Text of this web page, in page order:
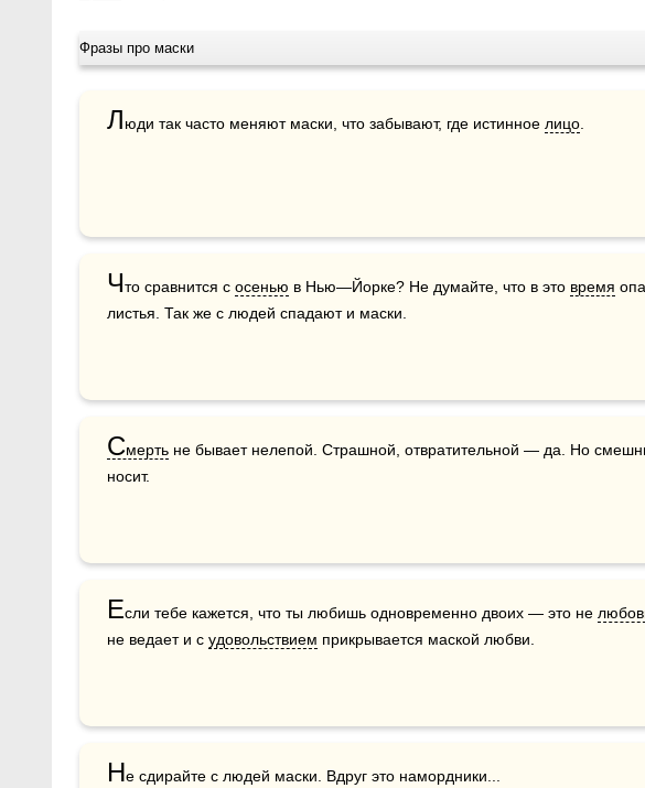
Фразы про маски
Люди так часто меняют маски, что забывают, где истинное лицо
Что сравнится с осенью в Нью—Йорке? Не думайте, что в это время
листья. Так же с людей спадают и маски.
Смерть не бывает нелепой. Страшной, отвратительной — да. Но
носит.
Если тебе кажется, что ты любишь одновременно двоих — это не
не ведает и с удовольствием прикрывается маской любви.
Не сдирайте с людей маски. Вдруг это намордники...